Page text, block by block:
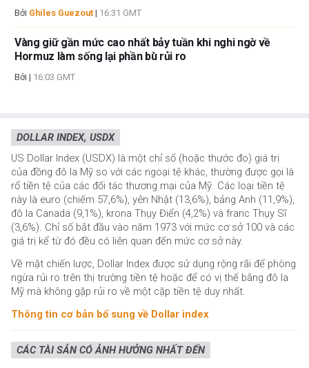
Bởi Ghiles Guezout | 16:31 GMT
Vàng giữ gần mức cao nhất bảy tuần khi nghi ngờ về
Hormuz làm sống lại phần bù rủi ro
Bởi | 16:03 GMT
DOLLAR INDEX, USDX
US Dollar Index (USDX) là một chỉ số (hoặc thước đo) giá trị
của đồng đô la Mỹ so với các ngoại tệ khác, thường được gọi là
rổ tiền tệ của các đối tác thương mại của Mỹ. Các loại tiền tệ
này là euro (chiếm 57,6%), yên Nhật (13,6%), bảng Anh (11,9%),
đô la Canada (9,1%), krona Thụy Điển (4,2%) và franc Thụy Sĩ
(3,6%). Chỉ số bắt đầu vào năm 1973 với mức cơ sở 100 và các
giá trị kể từ đó đều có liên quan đến mức cơ sở này.
Về mặt chiến lược, Dollar Index được sử dụng rộng rãi để phòng
ngừa rủi ro trên thị trường tiền tệ hoặc để có vị thế bằng đô la
Mỹ mà không gặp rủi ro về một cặp tiền tệ duy nhất.
Thông tin cơ bản bổ sung về Dollar index
CÁC TÀI SẢN CÓ ẢNH HƯỞNG NHẤT ĐẾN